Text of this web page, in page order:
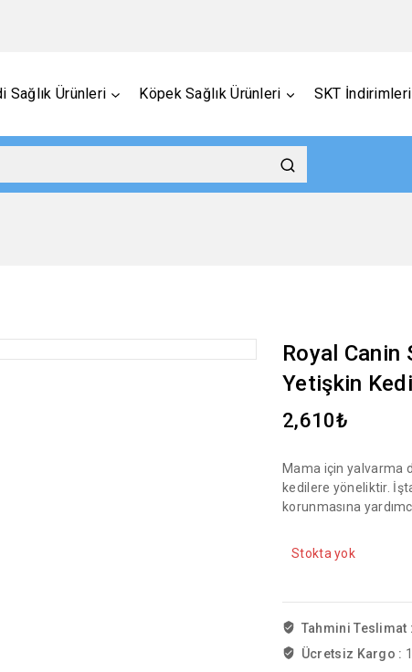
Sağlık Ürünleri Köpek Sağlık Ürünleri SKT İndirimleri
Royal Canin
Yetişkin
2,610₺
Mama için yalvarma
kedilere yöneliktir.
korunmasına
Stokta yok
Tahmini Teslimat :
Ücretsiz Kargo :